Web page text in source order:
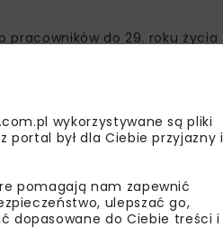
pracowników do 29. roku życia
administracji
wykorzystywane są pliki
był dla Ciebie przyjazny i
pomagają nam zapewnić
ulepszać go,
dopasowane do Ciebie treści i